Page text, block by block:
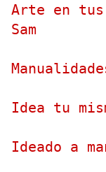
Arte en
Sam
Idea tu
Ideado a